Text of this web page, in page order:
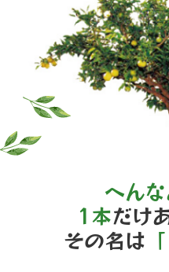
へん
1本だけ
その名は